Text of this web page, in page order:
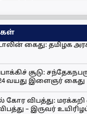
கைது: தமிழக
சூடு:
வயது இளைஞர் கைது
கோர விபத்து:
– இருவர்